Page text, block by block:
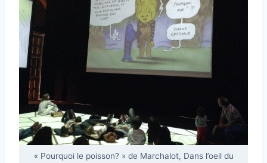
« Pourquoi le poisson? » de Marchalot, Dans l’oeil du